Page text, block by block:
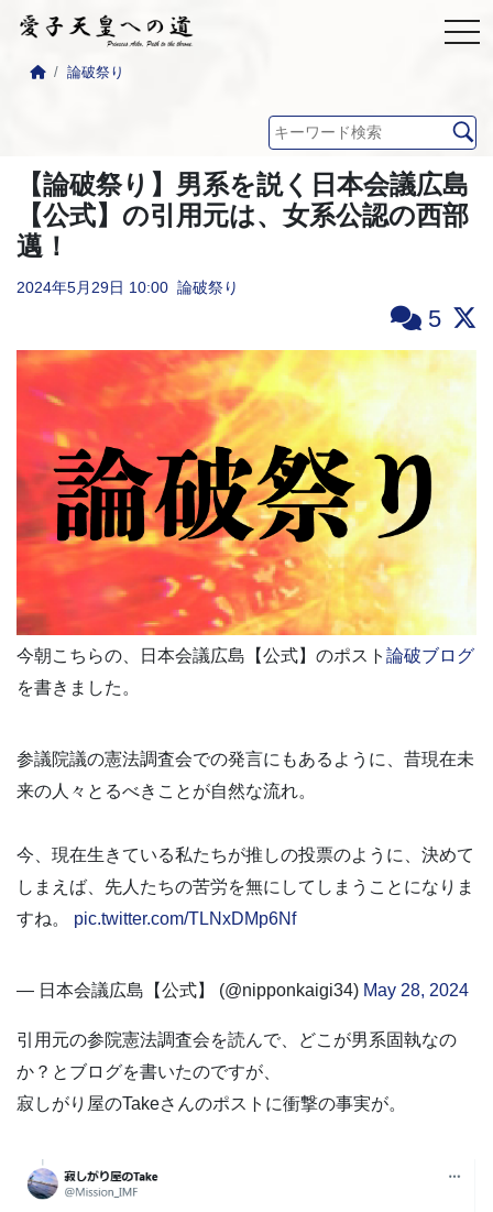
論破祭り
【論破祭り】男系を説く日本会議広島
【公式】の引用元は、女系公認の西部
邁！
2024年5月29日 10:00 論破祭り
5
今朝こちらの、日本会議広島【公式】のポスト 論破ブログ
を書きました。
参議院議の憲法調査会での発言にもあるように、昔現在未
来の人々とるべきことが自然な流れ。
今、現在生きている私たちが推しの投票のように、決めて
しまえば、先人たちの苦労を無にしてしまうことになりま
すね。 pic.twitter.com/TLNxDMp6Nf
— 日本会議広島【公式】 (@nipponkaigi34) May 28, 2024
引用元の参院憲法調査会を読んで、どこが男系固執なの
か？とブログを書いたのですが、
寂しがり屋のTakeさんのポストに衝撃の事実が。